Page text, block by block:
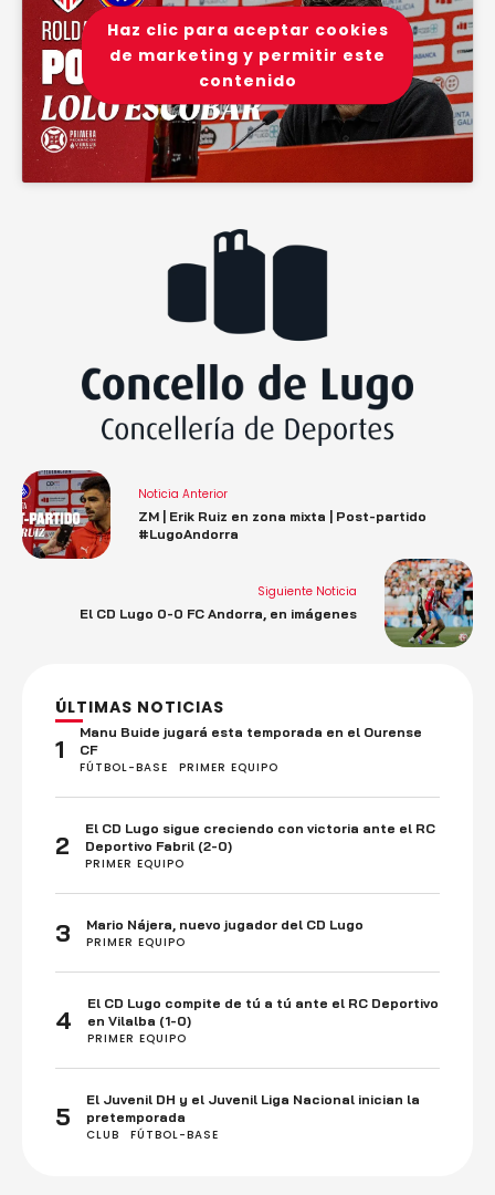
Haz clic para aceptar cookies
de marketing y permitir este
contenido
Noticia Anterior
ZM | Erik Ruiz en zona mixta | Post-partido
#LugoAndorra
Siguiente Noticia
El CD Lugo 0-0 FC Andorra, en imágenes
ÚLTIMAS NOTICIAS
1
Manu Buide jugará esta temporada en el Ourense
CF
FÚTBOL-BASE
PRIMER EQUIPO
2
El CD Lugo sigue creciendo con victoria ante el RC
Deportivo Fabril (2-0)
PRIMER EQUIPO
3
Mario Nájera, nuevo jugador del CD Lugo
PRIMER EQUIPO
4
El CD Lugo compite de tú a tú ante el RC Deportivo
en Vilalba (1-0)
PRIMER EQUIPO
5
El Juvenil DH y el Juvenil Liga Nacional inician la
pretemporada
CLUB
FÚTBOL-BASE